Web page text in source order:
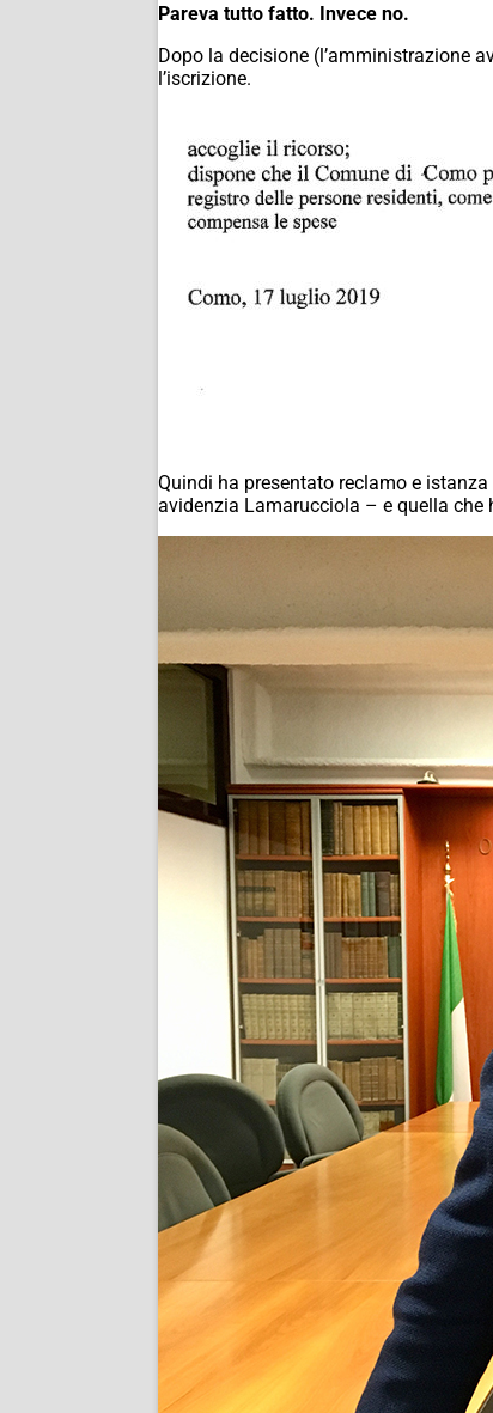
Pareva tutto fatto. Invece no.
Dopo la decisione (l’amministrazione
l’iscrizione.
Quindi ha presentato reclamo e
avidenzia Lamarucciola – e quella che